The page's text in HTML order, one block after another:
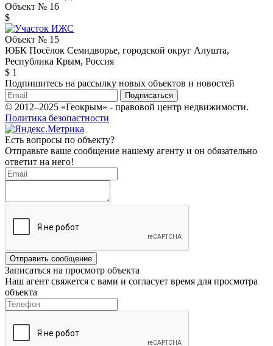
Объект № 16
$
Объект № 15
ЮБК Посёлок Семидворье, городской округ Алушта,
Республика Крым, Россия
$ 1
Подпишитесь на рассылку новых объектов и новостей
Подписаться
© 2012–2025 «Геокрым» - правовой центр недвижимости.
Политика безопастности
Есть вопросы по объекту?
Отправьте ваше сообщение нашему агенту и он обязательно
ответит на него!
Отправить сообщение
Записаться на просмотр объекта
Наш агент свяжется с вами и согласует время для просмотра
объекта